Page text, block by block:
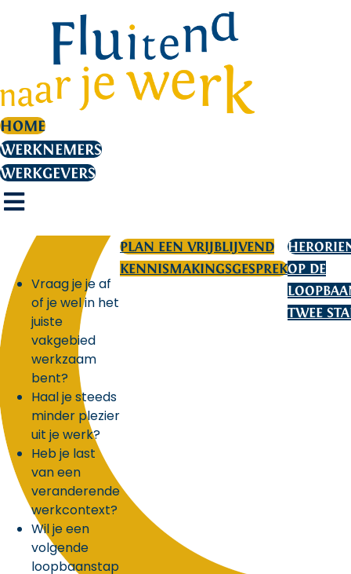
HOME
WERKNEMERS
WERKGEVERS
Vraag je je af
of je wel in het
juiste
vakgebied
werkzaam
bent?
Haal je steeds
minder plezier
uit je werk?
Heb je last
van een
veranderende
werkcontext?
Wil je een
volgende
loopbaanstap
PLAN EEN VRIJBLIJVEND
KENNISMAKINGSGESPREKOP DE
TWEE